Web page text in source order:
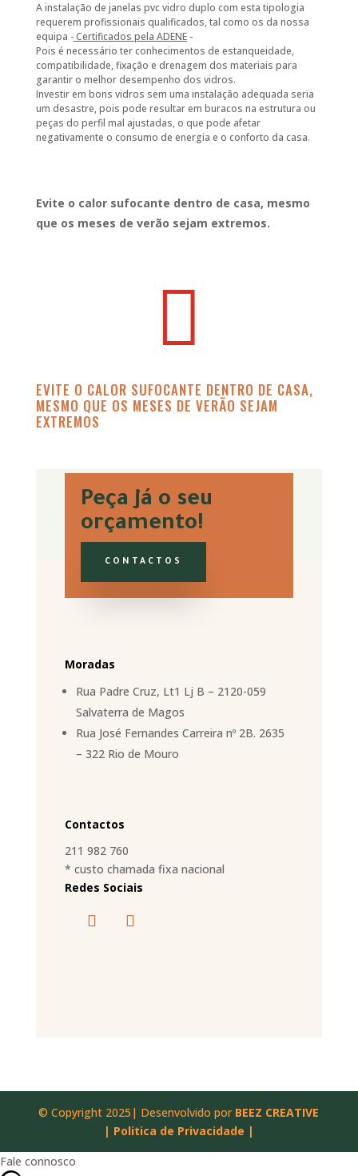
A instalação de janelas pvc vidro duplo com esta tipologia
requerem profissionais qualificados, tal como os da nossa
equipa -Certificados pela ADENE-
Pois é necessário ter conhecimentos de estanqueidade,
compatibilidade, fixação e drenagem dos materiais para
garantir o melhor desempenho dos vidros.
Investir em bons vidros sem uma instalação adequada seria
um desastre, pois pode resultar em buracos na estrutura ou
peças do perfil mal ajustadas, o que pode afetar
negativamente o consumo de energia e o conforto da casa.
Evite o calor sufocante dentro de casa, mesmo
que os meses de verão sejam extremos.

EVITE O CALOR SUFOCANTE DENTRO DE CASA,
MESMO QUE OS MESES DE VERÃO SEJAM
EXTREMOS
Peça já o seu
orçamento!
CONTACTOS
Moradas
Rua Padre Cruz, Lt1 Lj B – 2120-059
Salvaterra de Magos
Rua José Fernandes Carreira nº 2B. 2635
– 322 Rio de Mouro
Contactos
211 982 760
* custo chamada fixa nacional
Redes Sociais
© Copyright 2025| Desenvolvido por BEEZ CREATIVE
| Politica de Privacidade |
Fale connosco